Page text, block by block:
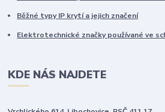
Běžné typy IP krytí a jejich značení
Elektrotechnické značky používané ve
KDE NÁS NAJDETE